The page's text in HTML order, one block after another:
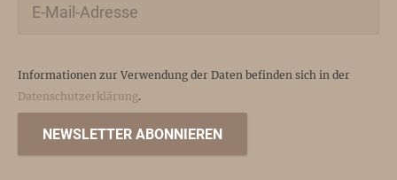
Informationen zur Verwendung der Daten befinden sich in der
Datenschutzerklärung.
NEWSLETTER ABONNIEREN